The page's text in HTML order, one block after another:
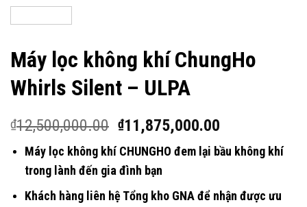
Máy lọc không khí ChungHo
Whirls Silent – ULPA
₫12,500,000.00 ₫11,875,000.00
Máy lọc không khí CHUNGHO đem lại bầu không khí
trong lành đến gia đình bạn
Khách hàng liên hệ Tổng kho GNA để nhận được ưu